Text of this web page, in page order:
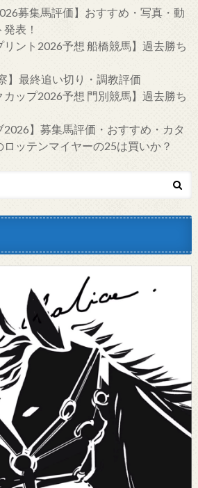
募集馬評価】おすすめ・写真・動
表！
リント2026予想 船橋競馬】過去勝ち
】最終追い切り・調教評価
カップ2026予想 門別競馬】過去勝ち
2026】募集馬評価・おすすめ・カタ
ッテンマイヤーの25は買いか？